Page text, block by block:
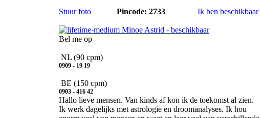
Stuur foto Pincode: 2733
Ik ben beschikbaar
Bel me op
NL (90 cpm)
0909 - 19 19
BE (150 cpm)
0903 - 416 42
Hallo lieve mensen. Van kinds af kon ik de toekomst al zien.
Ik werk dagelijks met astrologie en droomanalyses. Ik hou